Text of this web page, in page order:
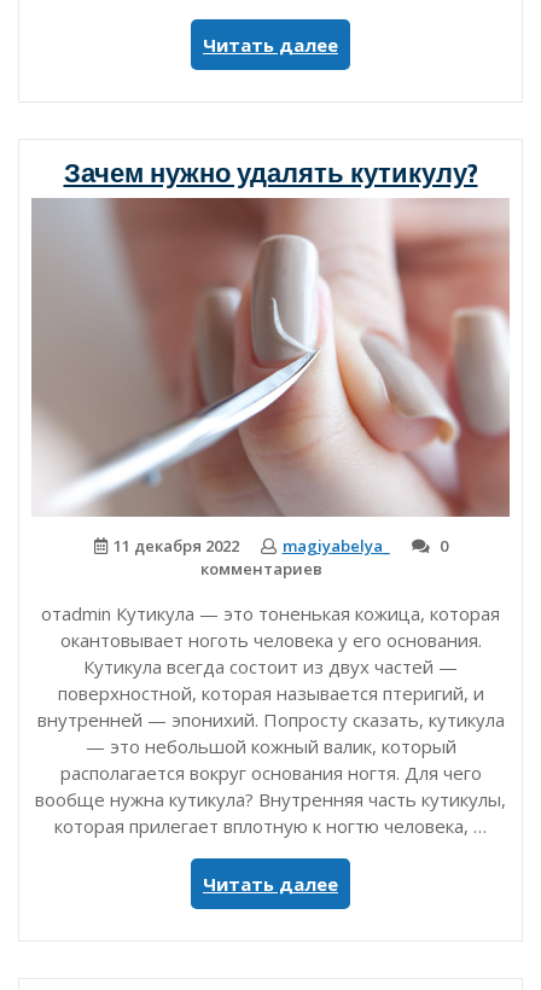
Читать далее«Как
сделать
лицо
Зачем нужно удалять кутикулу?
11 декабря 2022 magiyabelya_
0
комментариев
отadmin Кутикула — это тоненькая кожица, которая
окантовывает ноготь человека у его основания.
Кутикула всегда состоит из двух частей —
поверхностной, которая называется птеригий, и
внутренней — эпонихий. Попросту сказать, кутикула
— это небольшой кожный валик, который
располагается вокруг основания ногтя. Для чего
вообще нужна кутикула? Внутренняя часть кутикулы,
которая прилегает вплотную к ногтю человека, …
Читать далее«Зачем
нужно
удалять